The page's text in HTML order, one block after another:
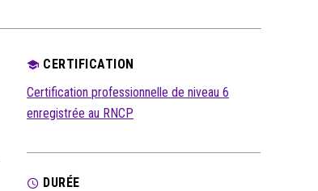
CERTIFICATION
Certification professionnelle de niveau 6
enregistrée au RNCP
DURÉE